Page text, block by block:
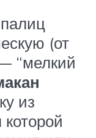
(от
“мелкий
из